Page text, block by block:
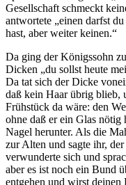
Gesellschaft schmeckt
antwortete „einen darfst
hast, aber weiter keinen.“
Da ging der Königssohn
Dicken „du sollst heute
Da tat sich der Dicke
daß kein Haar übrig blieb,
Frühstück da wäre: den
ohne daß er ein Glas
Nagel herunter. Als die
zur Alten und sagte ihr,
verwunderte sich und
aber es ist noch ein Bund
entgehen und wirst